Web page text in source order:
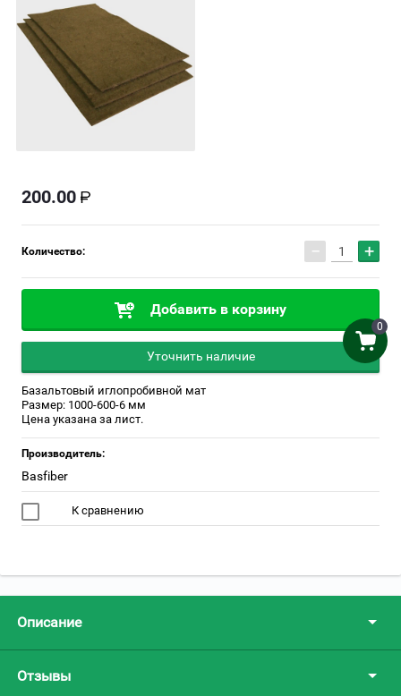
0
200.00
Количество: − +
Добавить в корзину
Уточнить наличие
Базальтовый иглопробивной мат
Размер: 1000-600-6 мм
Цена указана за лист.
Производитель:
Basfiber
К сравнению
Описание
Отзывы